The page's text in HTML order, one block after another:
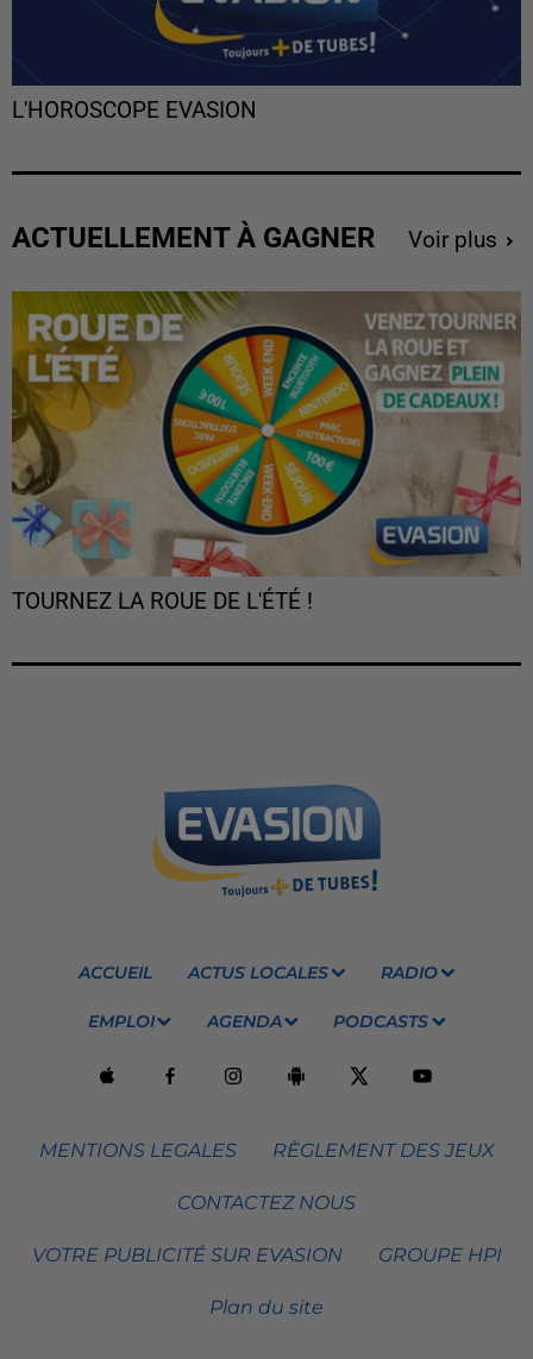
L'HOROSCOPE EVASION
ACTUELLEMENT À GAGNER Voir plus
TOURNEZ LA ROUE DE L'ÉTÉ !
ACCUEIL ACTUS LOCALES RADIO
EMPLOI AGENDA PODCASTS
MENTIONS LEGALES RÈGLEMENT DES JEUX
CONTACTEZ NOUS
VOTRE PUBLICITÉ SUR EVASION GROUPE HPI
Plan du site